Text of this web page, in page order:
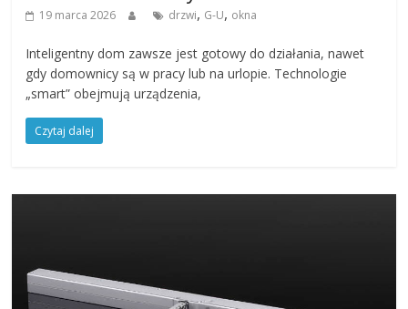
19 marca 2026 drzwi, G-U, okna
Inteligentny dom zawsze jest gotowy do działania, nawet
gdy domownicy są w pracy lub na urlopie. Technologie
„smart” obejmują urządzenia,
Czytaj dalej